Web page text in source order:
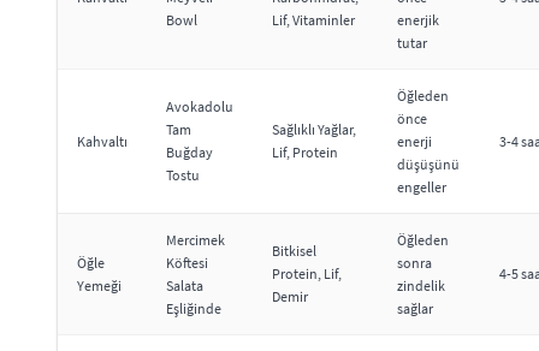
Bowl
Lif, Vitaminler
enerjik
tutar
Kahvaltı
Avokadolu
Tam
Buğday
Tostu
Sağlıklı Yağlar,
Lif, Protein
Öğleden
önce
enerji
düşüşünü
engeller
3-4
Öğle
Yemeği
Mercimek
Köftesi
Salata
Eşliğinde
Bitkisel
Protein, Lif,
Demir
Öğleden
sonra
zindelik
sağlar
4-5